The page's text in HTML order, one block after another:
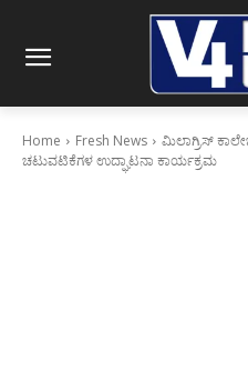
Home Fresh News
ಮಿಲಾಗ್ರಿಸ್
ಚಟುವಟಿಕೆಗಳ ಉದ್ಘಾಟನಾ ಕಾರ್ಯಕ್ರಮ